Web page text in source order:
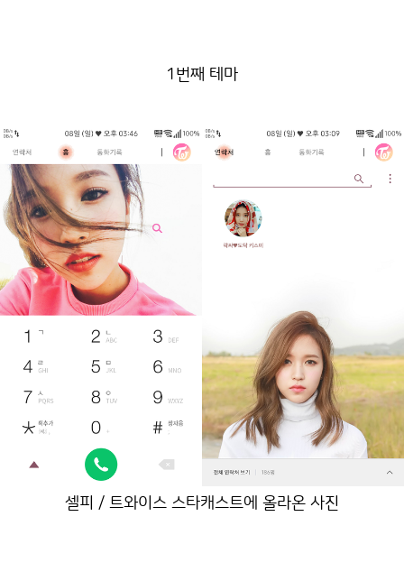
1번째 테마
셀피 / 트와이스 스타캐스트에 올라온 사진